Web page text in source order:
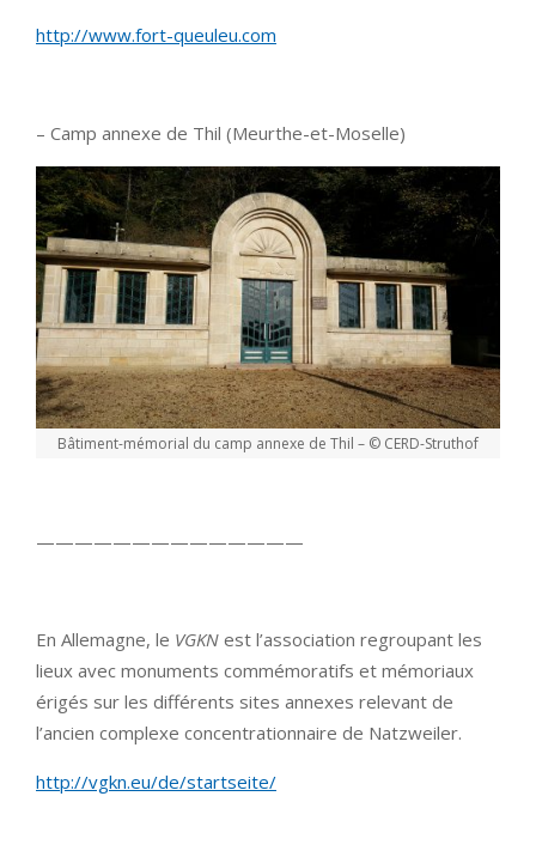
http://www.fort-queuleu.com
– Camp annexe de Thil (Meurthe-et-Moselle)
Bâtiment-mémorial du camp annexe de Thil – © CERD-Struthof
——————————————
En Allemagne, le VGKN est l’association regroupant les
lieux avec monuments commémoratifs et mémoriaux
érigés sur les différents sites annexes relevant de
l’ancien complexe concentrationnaire de Natzweiler.
http://vgkn.eu/de/startseite/